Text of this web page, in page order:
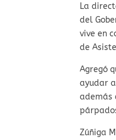
La
del
vive en
de
Agregó
ayudar
además
Zúñiga